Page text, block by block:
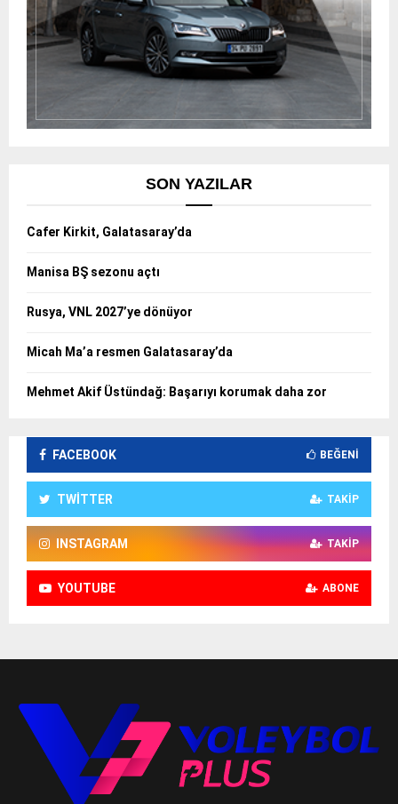
SON YAZILAR
Cafer Kirkit, Galatasaray’da
Manisa BŞ sezonu açtı
Rusya, VNL 2027’ye dönüyor
Micah Ma’a resmen Galatasaray’da
Mehmet Akif Üstündağ: Başarıyı korumak daha zor
FACEBOOK BEĞENI
TWITTER TAKIP
INSTAGRAM TAKIP
YOUTUBE ABONE